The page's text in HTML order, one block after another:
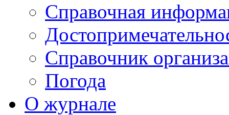
Справочная
Справочник
Погода
О журнале